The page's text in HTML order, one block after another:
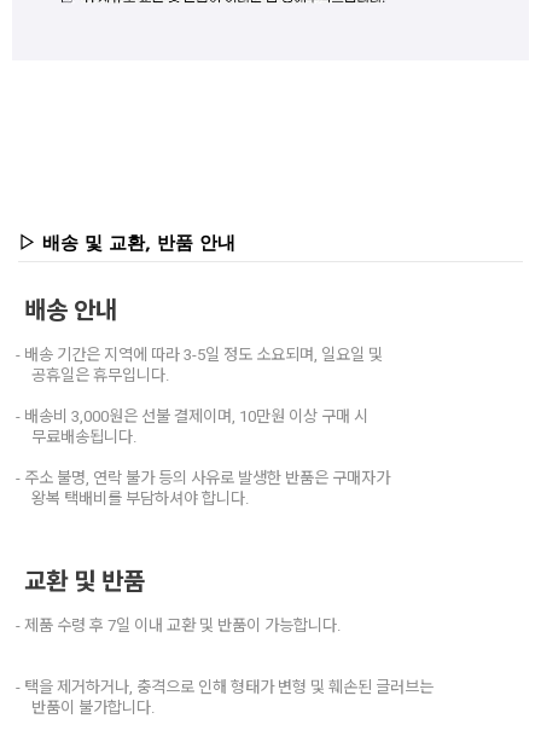
▷ 배송 및 교환, 반품 안내
배송 안내
- 배송 기간은 지역에 따라 3-5일 정도 소요되며, 일요일 및
공휴일은 휴무입니다.
- 배송비 3,000원은 선불 결제이며, 10만원 이상 구매 시
무료배송됩니다.
- 주소 불명, 연락 불가 등의 사유로 발생한 반품은 구매자가
왕복 택배비를 부담하셔야 합니다.
교환 및 반품
- 제품 수령 후 7일 이내 교환 및 반품이 가능합니다.
- 택을 제거하거나, 충격으로 인해 형태가 변형 및 훼손된 글러브는
반품이 불가합니다.